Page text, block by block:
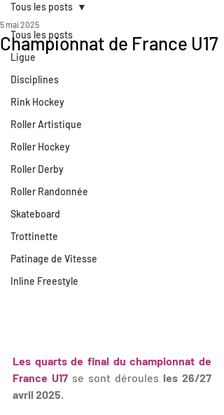
Tous les posts
Ligue
Disciplines
Rink Hockey
Roller Artistique
Roller Hockey
Roller Derby
Roller Randonnée
Skateboard
Trottinette
Patinage de Vitesse
Inline Freestyle
Tous les posts
Championnat de France U17
5 mai 2025
Les quarts de final du championnat de
France U17 se sont déroules les 26/27
avril 2025